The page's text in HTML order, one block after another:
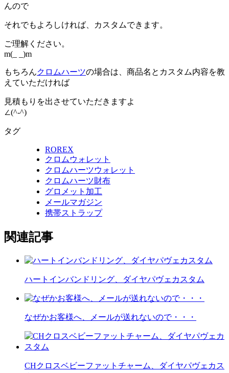
んので
それでもよろしければ、カスタムできます。
ご理解ください。
m(_ _)m
もちろんクロムハーツの場合は、商品名とカスタム内容を教
えていただければ
見積もりを出させていただきますよ
∠(^-^)
タグ
ROREX
クロムウォレット
クロムハーツウォレット
クロムハーツ財布
グロメット加工
メールマガジン
携帯ストラップ
関連記事
ハートインバンドリング、ダイヤパヴェカスタム
なぜかお客様へ、メールが送れないので・・・
CHクロスベビーファットチャーム、ダイヤパヴェカス